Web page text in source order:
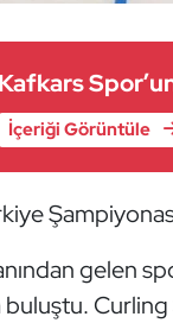
Kafkars
İçeriği Görüntüle
gelen
buluştu.